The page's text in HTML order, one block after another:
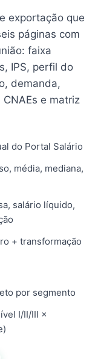
exportação que
páginas com
faixa
IPS, perfil do
demanda,
e matriz
do Portal Salário
média, mediana,
salário líquido,
+ transformação
por segmento
I/II/III ×